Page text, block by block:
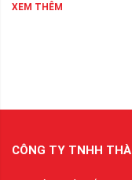
XEM THÊM
CÔNG TY TNHH